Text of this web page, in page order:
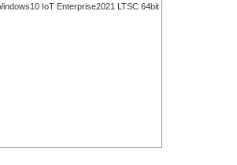
IoT Enterprise2021 LTSC 64bit